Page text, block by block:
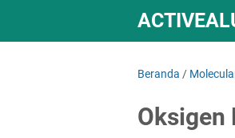
Beranda /
Oksigen